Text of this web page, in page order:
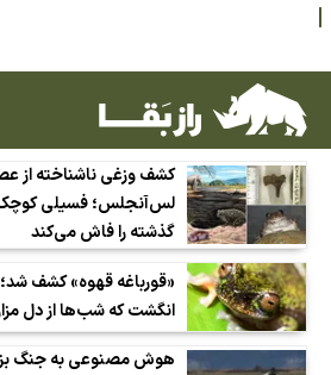
کشف وزغی ناشناخته از
لس‌آنجلس؛ فسیلی کوچک
گذشته را فاش می‌کند
«قورباغه قهوه» کشف شد؛
انگشت که شب‌ها از دل
هوش مصنوعی به جنگ